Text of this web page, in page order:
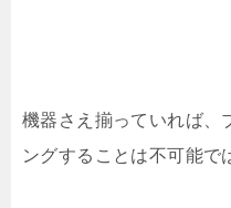
機器さえ揃っていれば、
ングすることは不可能で